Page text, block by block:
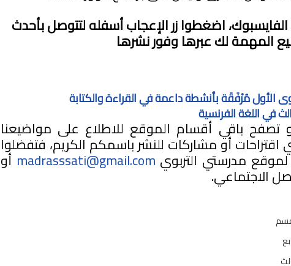
اضغطوا زر الإعجاب أسفله لتتوصل بأحدث
المهمة لك عبرها وفور نشرها
الأول مُرْفَقَة بأنشطة داعمة في القراءة والكتابة
في اللغة الفرنسية
تصفح باقي أقسام الموقع للاطلاع على مواضيعنا
اقتراحات أو مشاركات للنشر باسمكم الكريم، فتفضلوا
لموقع مدرستي التربوي madrasssati@gmail.com أو
الاجتماعي.